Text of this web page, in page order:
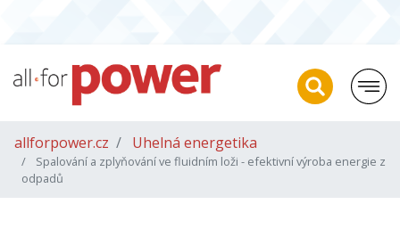
allforpower.cz Uhelná energetika
Spalování a zplyňování ve fluidním loži - efektivní výroba energie z
odpadů